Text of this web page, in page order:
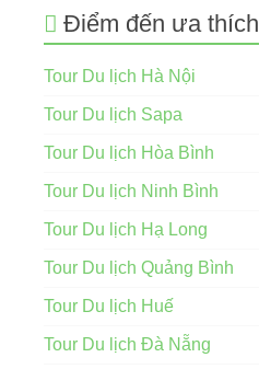
Điểm đến ưa thích
Tour Du lịch Hà Nội
Tour Du lịch Sapa
Tour Du lịch Hòa Bình
Tour Du lịch Ninh Bình
Tour Du lịch Hạ Long
Tour Du lịch Quảng Bình
Tour Du lịch Huế
Tour Du lịch Đà Nẵng